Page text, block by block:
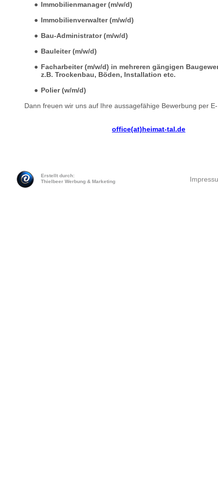
Immobilienmanager (m/w/d)
Immobilienverwalter (m/w/d)
Bau-Administrator (m/w/d)
Bauleiter (m/w/d)
Facharbeiter (m/w/d) in mehreren gängigen
z.B. Trockenbau, Böden, Installation etc.
Polier (w/m/d)
Dann freuen wir uns auf Ihre aussagefähige Bewerbung per
office(at)heimat-tal.de
Erstellt durch:
Thielbeer Werbung & Marketing